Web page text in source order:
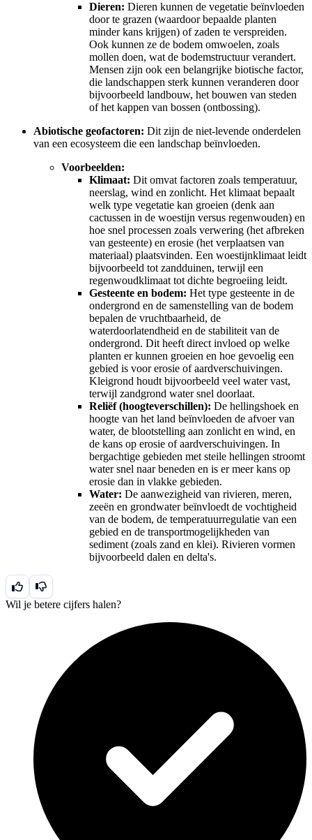
Dieren: Dieren kunnen de vegetatie beïnvloeden
door te grazen (waardoor bepaalde planten
minder kans krijgen) of zaden te verspreiden.
Ook kunnen ze de bodem omwoelen, zoals
mollen doen, wat de bodemstructuur verandert.
Mensen zijn ook een belangrijke biotische factor,
die landschappen sterk kunnen veranderen door
bijvoorbeeld landbouw, het bouwen van steden
of het kappen van bossen (ontbossing).
Abiotische geofactoren: Dit zijn de niet-levende onderdelen
van een ecosysteem die een landschap beïnvloeden.
Voorbeelden:
Klimaat: Dit omvat factoren zoals temperatuur,
neerslag, wind en zonlicht. Het klimaat bepaalt
welk type vegetatie kan groeien (denk aan
cactussen in de woestijn versus regenwouden) en
hoe snel processen zoals verwering (het afbreken
van gesteente) en erosie (het verplaatsen van
materiaal) plaatsvinden. Een woestijnklimaat leidt
bijvoorbeeld tot zandduinen, terwijl een
regenwoudklimaat tot dichte begroeiing leidt.
Gesteente en bodem: Het type gesteente in de
ondergrond en de samenstelling van de bodem
bepalen de vruchtbaarheid, de
waterdoorlatendheid en de stabiliteit van de
ondergrond. Dit heeft direct invloed op welke
planten er kunnen groeien en hoe gevoelig een
gebied is voor erosie of aardverschuivingen.
Kleigrond houdt bijvoorbeeld veel water vast,
terwijl zandgrond water snel doorlaat.
Reliëf (hoogteverschillen): De hellingshoek en
hoogte van het land beïnvloeden de afvoer van
water, de blootstelling aan zonlicht en wind, en
de kans op erosie of aardverschuivingen. In
bergachtige gebieden met steile hellingen stroomt
water snel naar beneden en is er meer kans op
erosie dan in vlakke gebieden.
Water: De aanwezigheid van rivieren, meren,
zeeën en grondwater beïnvloedt de vochtigheid
van de bodem, de temperatuurregulatie van een
gebied en de transportmogelijkheden van
sediment (zoals zand en klei). Rivieren vormen
bijvoorbeeld dalen en delta's.
Wil je betere cijfers halen?